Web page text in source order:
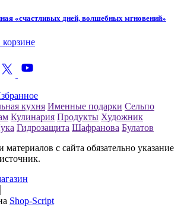
«счастливых дней, волшебных мгновений»
кухня Именные подарки Сельпо
Кулинария Продукты Художник
Гидрозащита Шафранова Булатов
с сайта обязательно указание
Shop-Script